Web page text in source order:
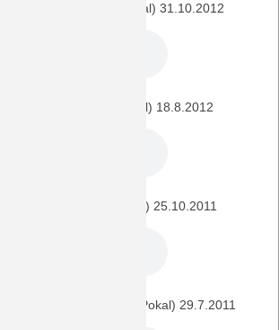
- BORUSSIA (DFB-Pokal) 31.10.2012
- BORUSSIA (DFB-Pokal) 18.8.2012
- BORUSSIA (DFB-Pokal) 25.10.2011
- BORUSSIA (DFB-Pokal) 29.7.2011